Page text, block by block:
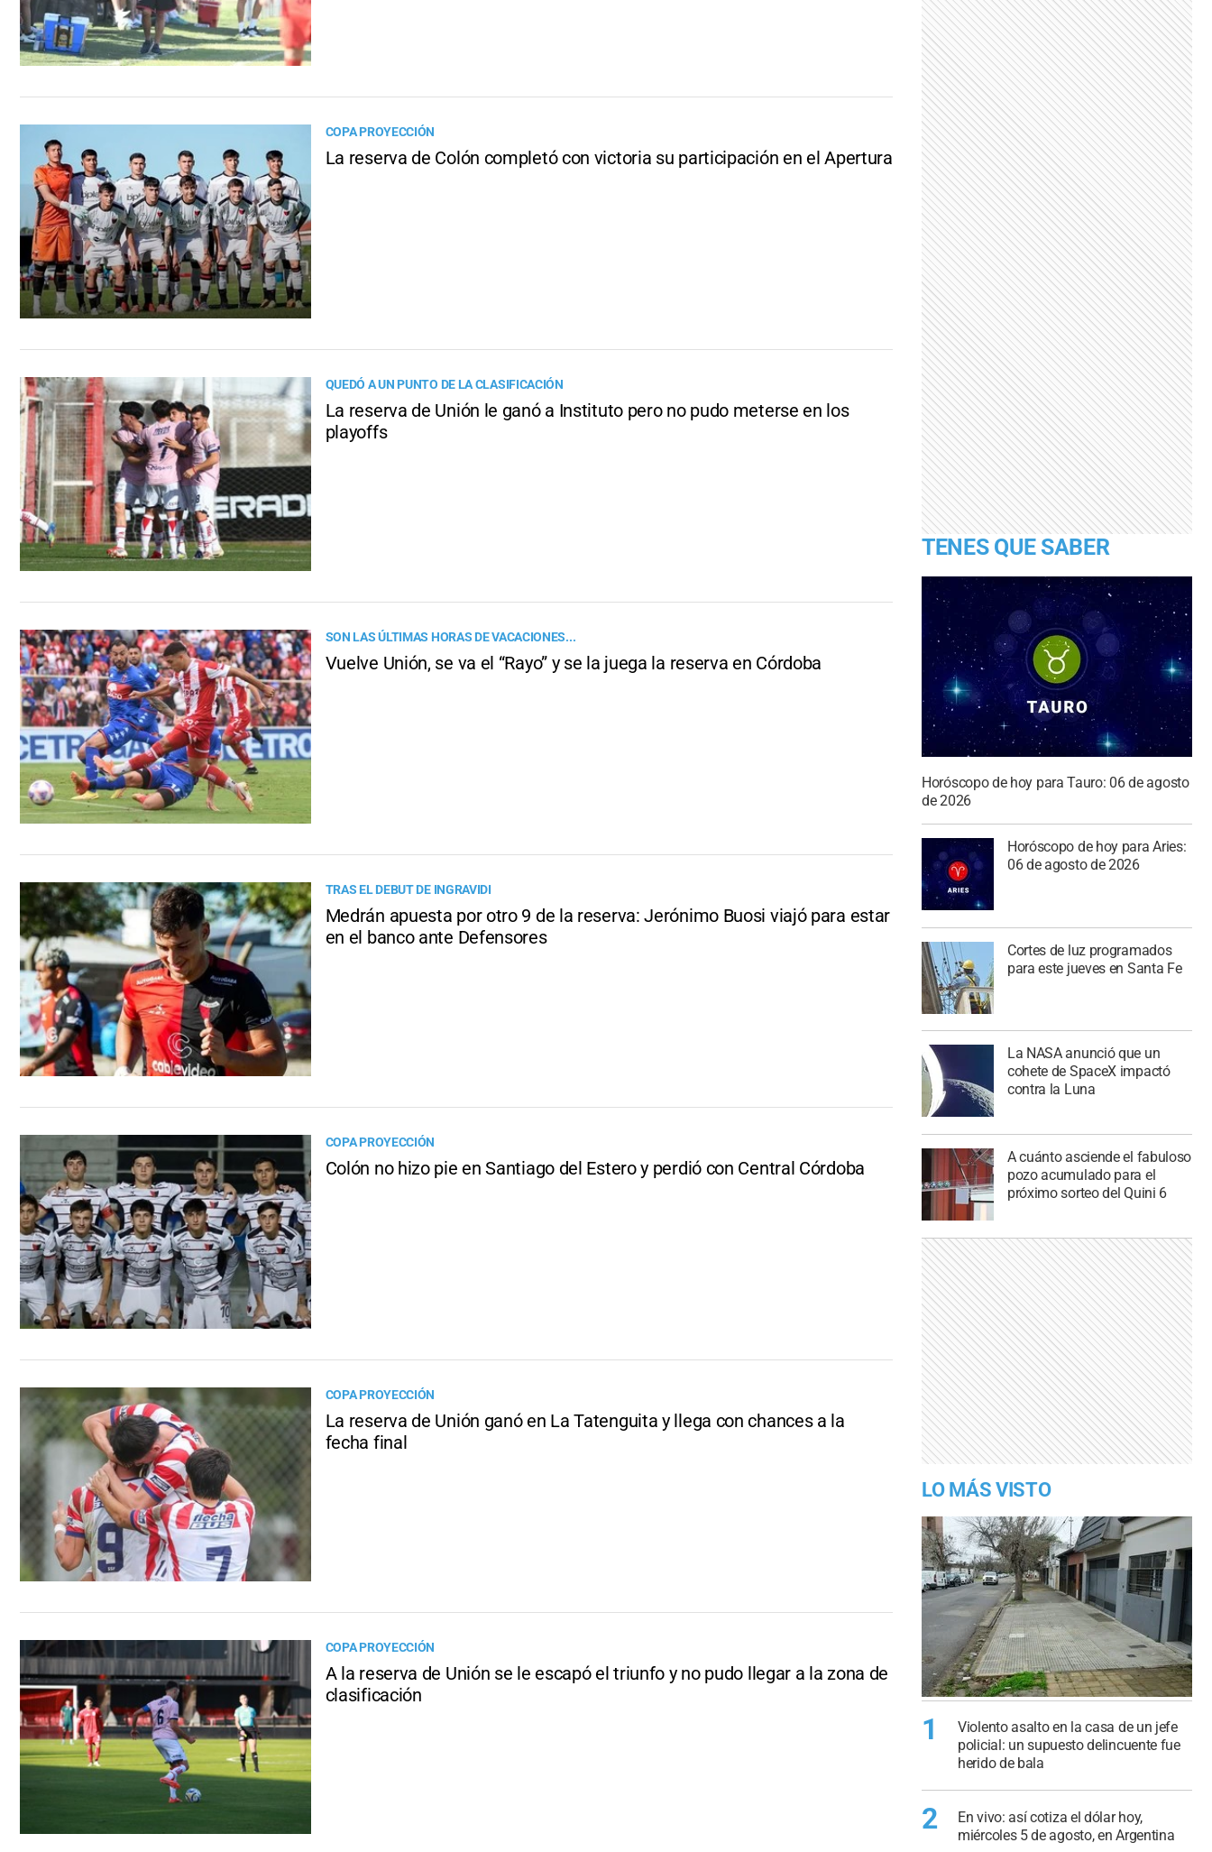
COPA PROYECCIÓN
La reserva de Colón completó con victoria su participación en el Apertura
QUEDÓ A UN PUNTO DE LA CLASIFICACIÓN
La reserva de Unión le ganó a Instituto pero no pudo meterse en los
playoffs
SON LAS ÚLTIMAS HORAS DE VACACIONES...
Vuelve Unión, se va el “Rayo” y se la juega la reserva en Córdoba
TRAS EL DEBUT DE INGRAVIDI
Medrán apuesta por otro 9 de la reserva: Jerónimo Buosi viajó para estar
en el banco ante Defensores
COPA PROYECCIÓN
Colón no hizo pie en Santiago del Estero y perdió con Central Córdoba
COPA PROYECCIÓN
La reserva de Unión ganó en La Tatenguita y llega con chances a la
fecha final
COPA PROYECCIÓN
A la reserva de Unión se le escapó el triunfo y no pudo llegar a la zona de
clasificación
TENES QUE SABER
Horóscopo de hoy para Tauro: 06 de agosto
de 2026
Horóscopo de hoy para Aries:
06 de agosto de 2026
Cortes de luz programados
para este jueves en Santa Fe
La NASA anunció que un
cohete de SpaceX impactó
contra la Luna
A cuánto asciende el fabuloso
pozo acumulado para el
próximo sorteo del Quini 6
LO MÁS VISTO
1
Violento asalto en la casa de un jefe
policial: un supuesto delincuente fue
herido de bala
2
En vivo: así cotiza el dólar hoy,
miércoles 5 de agosto, en Argentina